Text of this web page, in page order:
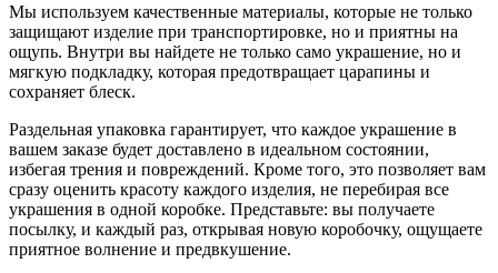
Мы используем качественные материалы, которые не только
защищают изделие при транспортировке, но и приятны на
ощупь. Внутри вы найдете не только само украшение, но и
мягкую подкладку, которая предотвращает царапины и
сохраняет блеск.
Раздельная упаковка гарантирует, что каждое украшение в
вашем заказе будет доставлено в идеальном состоянии,
избегая трения и повреждений. Кроме того, это позволяет вам
сразу оценить красоту каждого изделия, не перебирая все
украшения в одной коробке. Представьте: вы получаете
посылку, и каждый раз, открывая новую коробочку, ощущаете
приятное волнение и предвкушение.